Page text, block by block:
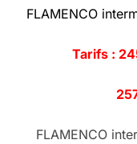
FLAMENCO
Tarifs :
FLAMENCO